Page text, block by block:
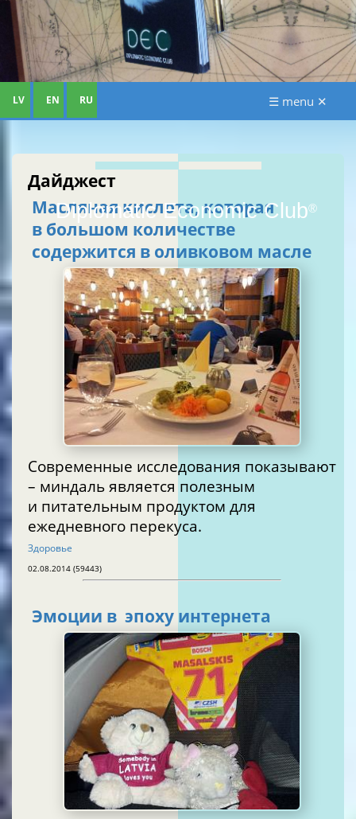
Diplomatic Economic Club®
LV EN RU ☰ menu ✕
Дайджест
Масляная кислота, которая
в большом количестве
содержится в оливковом масле
Современные исследования показывают
– миндаль является полезным
и питательным продуктом для
ежедневного перекуса.
Здоровье
02.08.2014 (59443)
Эмоции в эпоху интернета